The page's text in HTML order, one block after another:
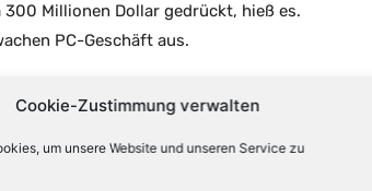
Cookie-Zustimmung verwalten
um unsere Website und unseren Service zu
Millionen Dollar gedrückt, hieß es.
PC-Geschäft aus.
von Rezessionssorgen mehr
optimistische Prognose für sein
Zuwachs bei Umsatz und
Anleger ließen die Aktie im